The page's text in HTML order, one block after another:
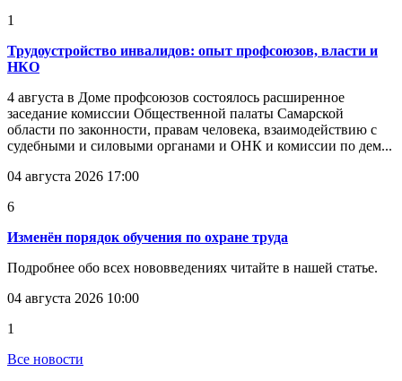
1
Трудоустройство инвалидов: опыт профсоюзов, власти и
НКО
4 августа в Доме профсоюзов состоялось расширенное
заседание комиссии Общественной палаты Самарской
области по законности, правам человека, взаимодействию с
судебными и силовыми органами и ОНК и комиссии по дем...
04 августа 2026 17:00
6
Изменён порядок обучения по охране труда
Подробнее обо всех нововведениях читайте в нашей статье.
04 августа 2026 10:00
1
Все новости